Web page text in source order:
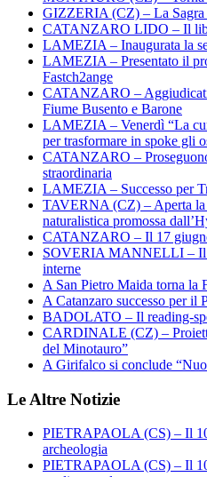
GIZZERIA (CZ) – La
CATANZARO LIDO – Il
LAMEZIA – Inaugurata la
LAMEZIA – Presentato il
Fastch2ange
CATANZARO –
Fiume Busento e Barone
LAMEZIA – Venerdì “La
per trasformare in spoke gli
CATANZARO –
straordinaria
LAMEZIA – Successo per
TAVERNA (CZ) – Aperta la
naturalistica promossa
CATANZARO – Il 17
SOVERIA MANNELLI – Il
interne
A San Pietro Maida torna la
A Catanzaro successo per il
BADOLATO – Il reading-
CARDINALE (CZ) –
del Minotauro”
A Girifalco si conclude
Le Altre Notizie
PIETRAPAOLA (CS) – Il
archeologia
PIETRAPAOLA (CS) – Il